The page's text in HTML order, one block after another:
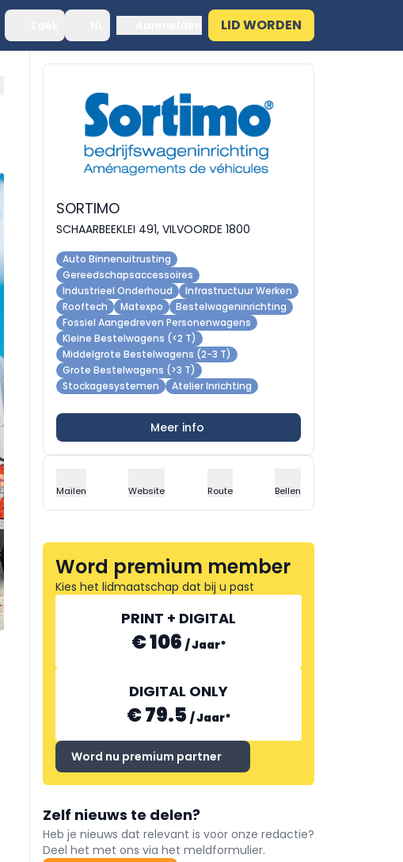
LID WORDEN
SORTIMO
SCHAARBEEKLEI 491, VILVOORDE 1800
Auto Binnenuitrusting
Gereedschapsaccessoires
Industrieel Onderhoud
Infrastructuur Werken
Rooftech
Matexpo
Bestelwageninrichting
Fossiel Aangedreven Personenwagens
Kleine Bestelwagens (<2 T)
Middelgrote Bestelwagens (2-3 T)
Grote Bestelwagens (>3 T)
Stockagesystemen
Atelier Inrichting
Meer info
Mailen Website Route Bellen
Word premium member
Kies het lidmaatschap dat bij u past
PRINT + DIGITAL
€ 106 /Jaar*
DIGITAL ONLY
€ 79.5 /Jaar*
Word nu premium partner
Zelf nieuws te delen?
Heb je nieuws dat relevant is voor onze redactie?
Deel het met ons via het meldformulier.